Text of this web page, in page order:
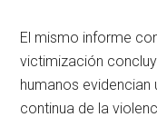
El mismo informe
victimización
humanos evidencian
continua de la